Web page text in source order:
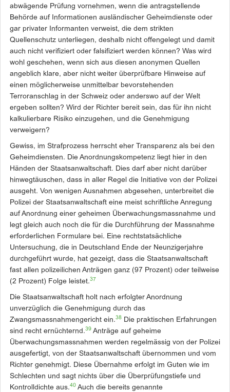
abwägende Prüfung vornehmen, wenn die antragstellende
Behörde auf Informationen ausländischer Geheimdienste oder
gar privater Informanten verweist, die dem strikten
Quellenschutz unterliegen, deshalb nicht offengelegt und damit
auch nicht verifiziert oder falsifiziert werden können? Was wird
wohl geschehen, wenn sich aus diesen anonymen Quellen
angeblich klare, aber nicht weiter überprüfbare Hinweise auf
einen möglicherweise unmittelbar bevorstehenden
Terroranschlag in der Schweiz oder anderswo auf der Welt
ergeben sollten? Wird der Richter bereit sein, das für ihn nicht
kalkulierbare Risiko einzugehen, und die Genehmigung
verweigern?
Gewiss, im Strafprozess herrscht eher Transparenz als bei den
Geheimdiensten. Die Anordnungskompetenz liegt hier in den
Händen der Staatsanwaltschaft. Dies darf aber nicht darüber
hinwegtäuschen, dass in aller Regel die Initiative von der Polizei
ausgeht. Von wenigen Ausnahmen abgesehen, unterbreitet die
Polizei der Staatsanwaltschaft eine meist schriftliche Anregung
auf Anordnung einer geheimen Überwachungsmassnahme und
legt gleich auch noch die für die Durchführung der Massnahme
erforderlichen Formulare bei. Eine rechtstatsächliche
Untersuchung, die in Deutschland Ende der Neunzigerjahre
durchgeführt wurde, hat gezeigt, dass die Staatsanwaltschaft
fast allen polizeilichen Anträgen ganz (97 Prozent) oder teilweise
(2 Prozent) Folge leistet.37
Die Staatsanwaltschaft holt nach erfolgter Anordnung
unverzüglich die Genehmigung durch das
Zwangsmassnahmengericht ein.38 Die praktischen Erfahrungen
sind recht ernüchternd.39 Anträge auf geheime
Überwachungsmassnahmen werden regelmässig von der Polizei
ausgefertigt, von der Staatsanwaltschaft übernommen und vom
Richter genehmigt. Diese Übernahme erfolgt im Guten wie im
Schlechten und sagt nichts über die Überprüfungstiefe und
Kontrolldichte aus.40 Auch die bereits genannte